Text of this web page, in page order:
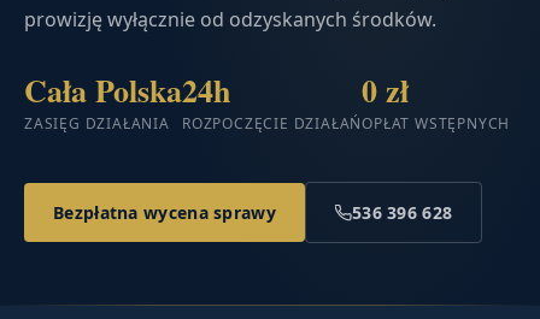
prowizję wyłącznie od odzyskanych środków.
Cała Polska
ZASIĘG DZIAŁANIA
24h
ROZPOCZĘCIE DZIAŁAŃ
0 zł
OPŁAT WSTĘPNYCH
Bezpłatna wycena sprawy 536 396 628